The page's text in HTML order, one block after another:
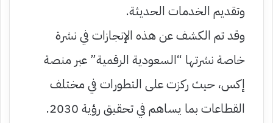
وتقديم الخدمات الحديثة.
وقد تم الكشف عن هذه الإنجازات في نشرة
خاصة نشرتها “السعودية الرقمية” عبر منصة
إكس، حيث ركزت على التطورات في مختلف
القطاعات بما يساهم في تحقيق رؤية 2030.